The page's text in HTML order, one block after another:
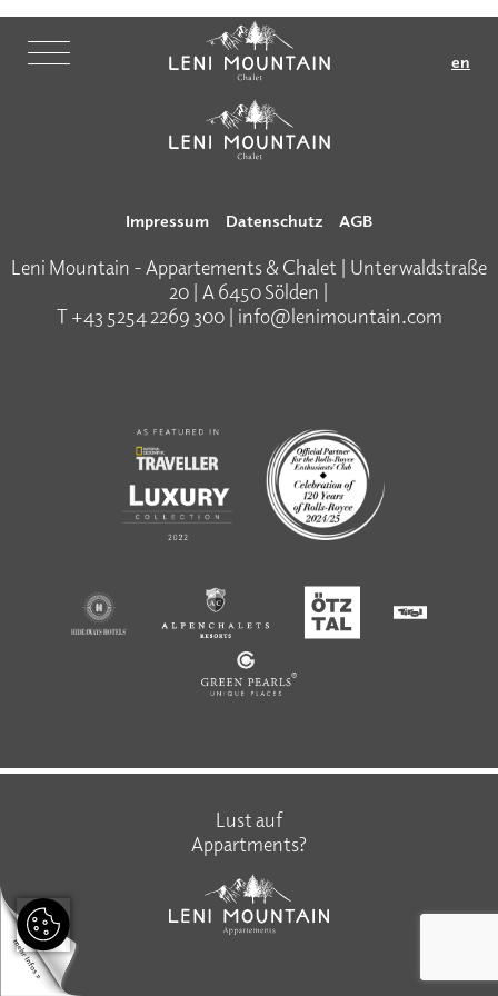
en
Lust auf
Appartments?
Impressum Datenschutz AGB
Leni Mountain - Appartements & Chalet | Unterwaldstraße
20 | A 6450 Sölden |
T+43 5254 2269 300| info@lenimountain.com